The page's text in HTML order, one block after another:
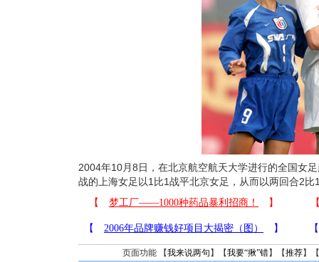
2004年10月8日，在北京航空航天大学进行的全国女
战的上海女足以1比1战平北京女足，从而以两回合2比
页面功能 【我来说两句 】【我要“揪”错】【推荐】